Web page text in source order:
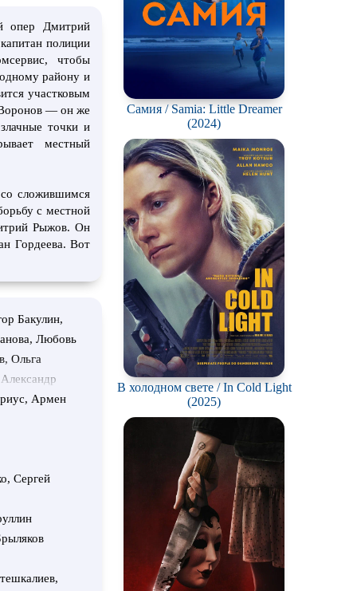
опер Дмитрий
полиции
чтобы
району и
участковым
Воронов — он же
точки и
местный
со сложившимся
с местной
Рыжов. Он
Гордеева. Вот
Бакулин,
Любовь
Ольга
Глеб Степан
Зыков,
Дмитрий
Евгений
Роман
Владимир
Армен
Сергей
Самия / Samia: Little Dreamer
(2024)
В холодном свете / In Cold Light
(2025)